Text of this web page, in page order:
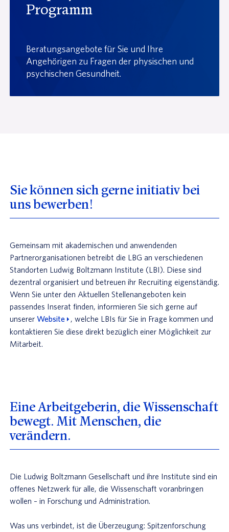
Programm
Beratungsangebote für Sie und Ihre
Angehörigen zu Fragen der physischen und
psychischen Gesundheit.
Sie können sich gerne initiativ bei
uns bewerben!
Gemeinsam mit akademischen und anwendenden
Partnerorganisationen betreibt die LBG an verschiedenen
Standorten Ludwig Boltzmann Institute (LBI). Diese sind
dezentral organisiert und betreuen ihr Recruiting eigenständig.
Wenn Sie unter den Aktuellen Stellenangeboten kein
passendes Inserat finden, informieren Sie sich gerne auf
unserer Website
, welche LBIs für Sie in Frage kommen und
kontaktieren Sie diese direkt bezüglich einer Möglichkeit zur
Mitarbeit.
Eine Arbeitgeberin, die Wissenschaft
bewegt. Mit Menschen, die
verändern.
Die Ludwig Boltzmann Gesellschaft und ihre Institute sind ein
offenes Netzwerk für alle, die Wissenschaft voranbringen
wollen – in Forschung und Administration.
Was uns verbindet, ist die Überzeugung: Spitzenforschung